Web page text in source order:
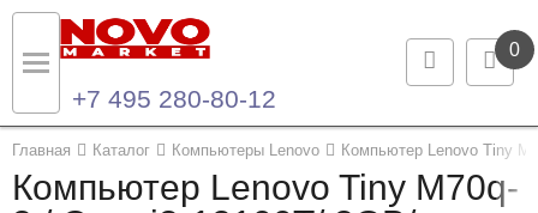
0
+7 495 280-80-12
Главная Каталог Компьютеры Lenovo Компьютер Lenovo Tiny
Компьютер Lenovo Tiny M70q-
Назад
Каталог продукции
Назад
Контакты